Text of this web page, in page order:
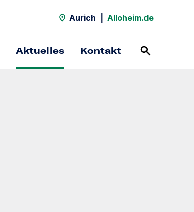
Aurich Alloheim.de
Aktuelles Kontakt